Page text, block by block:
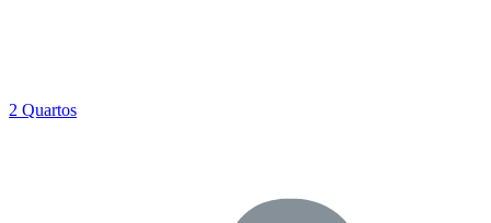
2 Quartos